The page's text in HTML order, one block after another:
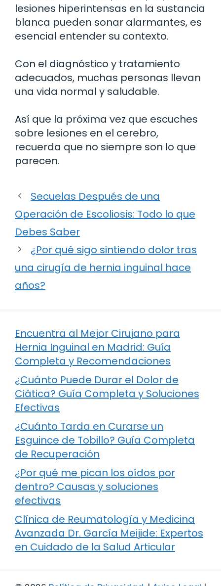
lesiones hiperintensas en la sustancia
blanca pueden sonar alarmantes, es
esencial entender su contexto.
Con el diagnóstico y tratamiento
adecuados, muchas personas llevan
una vida normal y saludable.
Así que la próxima vez que escuches
sobre lesiones en el cerebro,
recuerda que no siempre son lo que
parecen.
Secuelas Después de una
Operación de Escoliosis: Todo lo que
Debes Saber
¿Por qué sigo sintiendo dolor tras
una cirugía de hernia inguinal hace
años?
Encuentra al Mejor Cirujano para
Hernia Inguinal en Madrid: Guía
Completa y Recomendaciones
¿Cuánto Puede Durar el Dolor de
Ciática? Guía Completa y Soluciones
Efectivas
¿Cuánto Tarda en Curarse un
Esguince de Tobillo? Guía Completa
de Recuperación
¿Por qué me pican los oídos por
dentro? Causas y soluciones
efectivas
Clínica de Reumatología y Medicina
Avanzada Dr. García Meijide: Expertos
en Cuidado de la Salud Articular